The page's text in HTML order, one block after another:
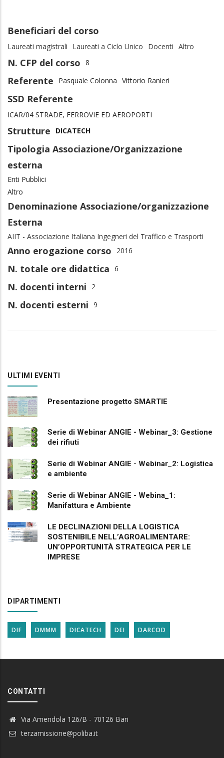
Beneficiari del corso
Laureati magistrali Laureati a Ciclo Unico Docenti Altro
N. CFP del corso 8
Referente Pasquale Colonna Vittorio Ranieri
SSD Referente
ICAR/04 STRADE, FERROVIE ED AEROPORTI
Strutture DICATECH
Tipologia Associazione/Organizzazione
esterna
Enti Pubblici
Altro
Denominazione Associazione/organizzazione
Esterna
AIIT - Associazione Italiana Ingegneri del Traffico e Trasporti
Anno erogazione corso 2016
N. totale ore didattica 6
N. docenti interni 2
N. docenti esterni 9
ULTIMI EVENTI
Presentazione progetto SMARTIE
Serie di Webinar ANGIE - Webinar_3: Gestione
dei rifiuti
Serie di Webinar ANGIE - Webinar_2: Logistica
e ambiente
Serie di Webinar ANGIE - Webina_1:
Manifattura e Ambiente
LE DECLINAZIONI DELLA LOGISTICA
SOSTENIBILE NELL’AGROALIMENTARE:
UN’OPPORTUNITÀ STRATEGICA PER LE
IMPRESE
DIPARTIMENTI
DIF DMMM DICATECH DEI DARCOD
CONTATTI
Via Amendola 126/B - 70126 Bari
terzamissione@poliba.it